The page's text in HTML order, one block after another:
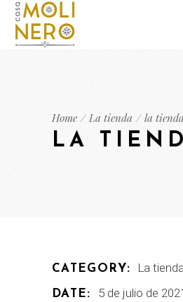
Home La tienda la tienda
LA
CATEGORY: La
DATE: 5 de julio de